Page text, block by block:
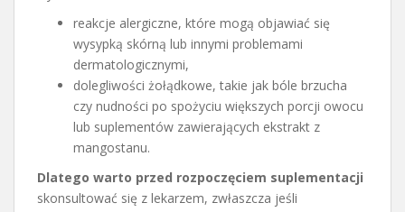
reakcje alergiczne, które mogą objawiać się
wysypką skórną lub innymi problemami
dermatologicznymi,
dolegliwości żołądkowe, takie jak bóle brzucha
czy nudności po spożyciu większych porcji owocu
lub suplementów zawierających ekstrakt z
mangostanu.
Dlatego warto przed rozpoczęciem suplementacji
skonsultować się z lekarzem, zwłaszcza jeśli